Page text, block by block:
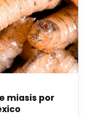
miasis por